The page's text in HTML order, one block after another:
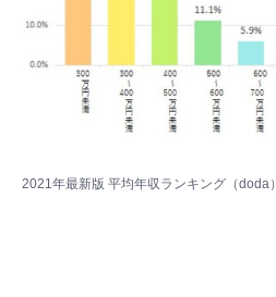
2021年最新版 平均年収ランキング（doda）